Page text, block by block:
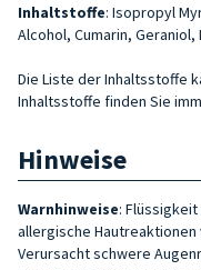
Inhaltstoffe: Isopropyl
Alcohol, Cumarin, Geraniol,
Die Liste der Inhaltsstoffe
Inhaltsstoffe finden Sie
Hinweise
Warnhinweise:
allergische Hautreaktionen
Verursacht schwere